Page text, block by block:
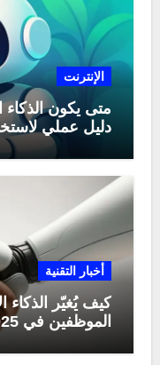
الإنترنت
متى يكون
دليل عملي
أخبار التقنية
كيف يُغيّر
الموظفين في 2025؟ أبرز التحولات المهنية